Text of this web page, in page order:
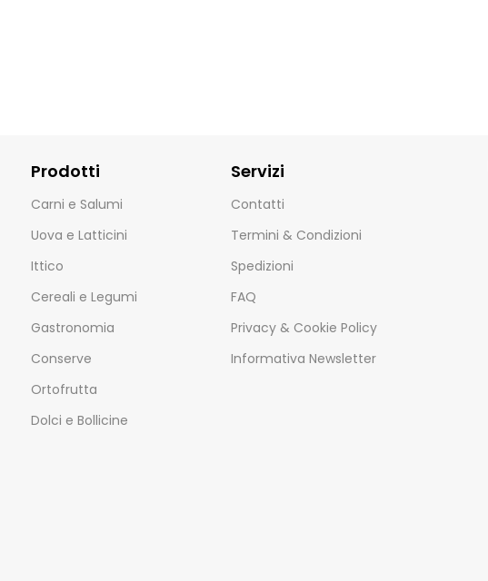
Prodotti
Carni e Salumi
Uova e Latticini
Ittico
Cereali e Legumi
Gastronomia
Conserve
Ortofrutta
Dolci e Bollicine
Servizi
Contatti
Termini & Condizioni
Spedizioni
FAQ
Privacy & Cookie Policy
Informativa Newsletter